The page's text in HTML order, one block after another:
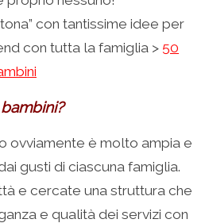
con tantissime idee per
con tutta la famiglia > 50
ovviamente è molto ampia e
gusti di ciascuna famiglia.
e cercate una struttura che
e qualità dei servizi con